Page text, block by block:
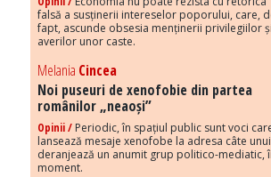
falsă a susținerii intereselor poporului, care,
fapt, ascunde obsesia menținerii privilegiilor
averilor unor caste.
Melania Cincea
Noi puseuri de xenofobie din partea
românilor „neaoși”
Opinii / Periodic, în spațiul public sunt voci
lansează mesaje xenofobe la adresa câte
deranjează un anumit grup politico-mediatic,
moment.